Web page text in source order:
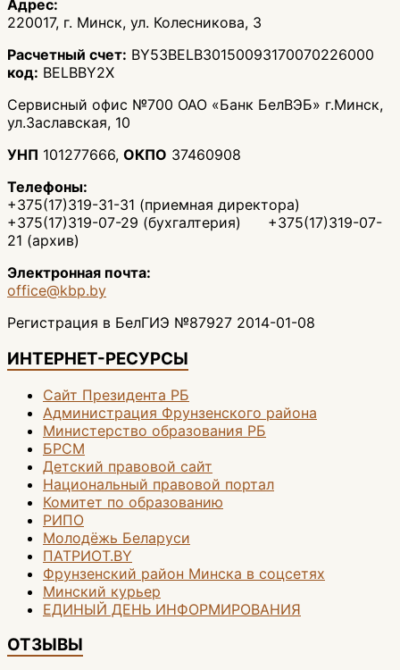
Адрес:
220017, г. Минск, ул. Колесникова, 3
Расчетный счет: BY53BELB30150093170070226000
код: BELBBY2X
Сервисный офис №700 ОАО «Банк БелВЭБ» г.Минск,
ул.Заславская, 10
УНП 101277666, ОКПО 37460908
Телефоны:
+375(17)319-31-31 (приемная директора)
+375(17)319-07-29 (бухгалтерия) +375(17)319-07-
21 (архив)
Электронная почта:
office@kbp.by
Регистрация в БелГИЭ №87927 2014-01-08
ИНТЕРНЕТ-РЕСУРСЫ
Сайт Президента РБ
Администрация Фрунзенского района
Министерство образования РБ
БРСМ
Детский правовой сайт
Национальный правовой портал
Комитет по образованию
РИПО
Молодёжь Беларуси
ПАТРИОТ.BY
Фрунзенский район Минска в соцсетях
Минский курьер
ЕДИНЫЙ ДЕНЬ ИНФОРМИРОВАНИЯ
ОТЗЫВЫ